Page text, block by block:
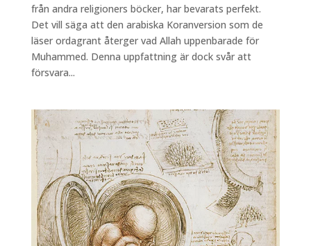
från andra religioners böcker, har bevarats perfekt.
Det vill säga att den arabiska Koranversion som de
läser ordagrant återger vad Allah uppenbarade för
Muhammed. Denna uppfattning är dock svår att
försvara...